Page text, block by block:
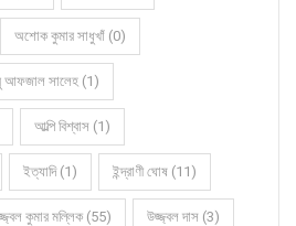
অশোক কুমার সাধুখাঁ (0)
সালেহ (1)
আল্পি বিশ্বাস (1)
ইত্যাদি (1) ইন্দ্রাণী ঘোষ (11)
কুমার মল্লিক (55) উজ্জ্বল দাস (3)